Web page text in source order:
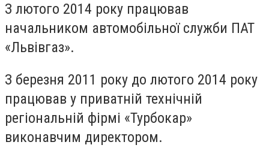
З лютого 2014 року працював
начальником автомобільної служби ПАТ
«Львівгаз».
З березня 2011 року до лютого 2014 року
працював у приватній технічній
регіональній фірмі «Турбокар»
виконавчим директором.